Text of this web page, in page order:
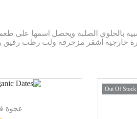
بالحلوى الصلبة ويحصل اسمها على
خارجية أشقر مزخرفة ولب رطب رقيق
Out Of Stock
عجوة